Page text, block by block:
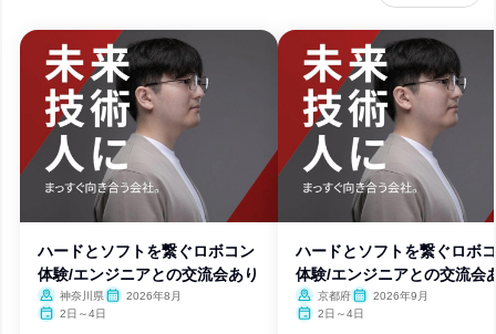
ハードとソフトを繋ぐロボコン
体験/エンジニアとの交流会あり
神奈川県
2026年8月
2日～4日
ハードとソフトを繋ぐロボ
体験/エンジニアとの交流会
京都府
2026年9月
2日～4日